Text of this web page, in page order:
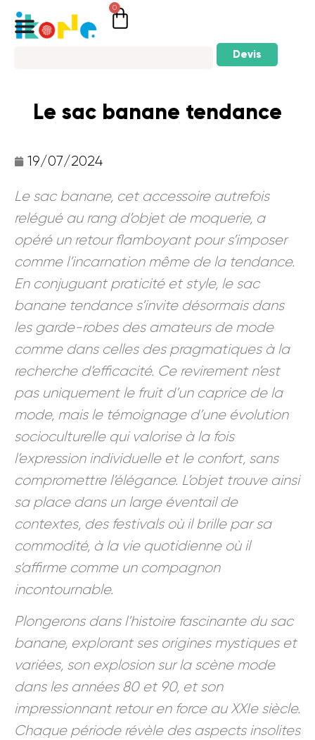
0
Devis
Le sac banane tendance
19/07/2024
Le sac banane, cet accessoire autrefois
relégué au rang d’objet de moquerie, a
opéré un retour flamboyant pour s’imposer
comme l’incarnation même de la tendance.
En conjuguant praticité et style, le sac
banane tendance s’invite désormais dans
les garde-robes des amateurs de mode
comme dans celles des pragmatiques à la
recherche d’efficacité. Ce revirement n’est
pas uniquement le fruit d’un caprice de la
mode, mais le témoignage d’une évolution
socioculturelle qui valorise à la fois
l’expression individuelle et le confort, sans
compromettre l’élégance. L’objet trouve ainsi
sa place dans un large éventail de
contextes, des festivals où il brille par sa
commodité, à la vie quotidienne où il
s’affirme comme un compagnon
incontournable.
Plongerons dans l’histoire fascinante du sac
banane, explorant ses origines mystiques et
variées, son explosion sur la scène mode
dans les années 80 et 90, et son
impressionnant retour en force au XXIe siècle.
Chaque période révèle des aspects insolites